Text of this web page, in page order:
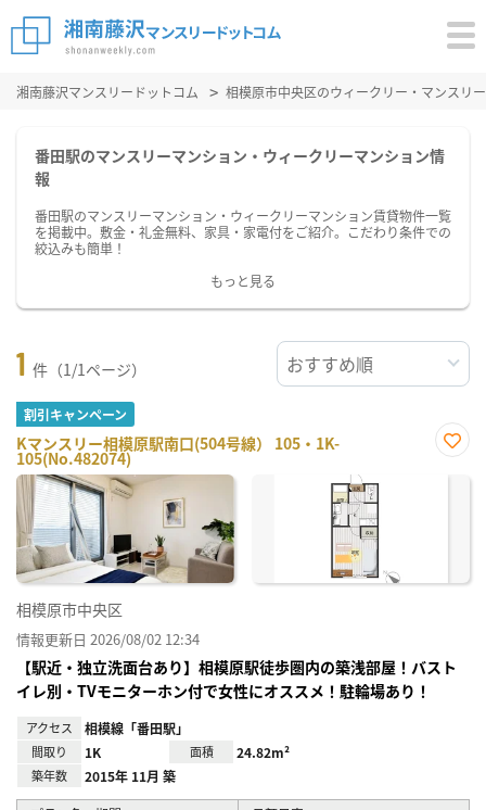
湘南藤沢マンスリードットコム 相模原市中央区のウィークリー・マンスリ
番田駅のマンスリーマンション・ウィークリーマンション情
報
番田駅のマンスリーマンション・ウィークリーマンション賃貸物件一覧
を掲載中。敷金・礼金無料、家具・家電付をご紹介。こだわり条件での
絞込みも簡単！
もっと見る
1 件（1/1ページ）
割引キャンペーン
Kマンスリー相模原駅南口(504号線） 105・1K-
105(No.482074)
に入
相模原市中央区
情報更新日 2026/08/02 12:34
【駅近・独立洗面台あり】相模原駅徒歩圏内の築浅部屋！バスト
イレ別・TVモニターホン付で女性にオススメ！駐輪場あり！
アクセス 相模線「番田駅」
間取り 1K 面積 24.82m²
築年数 2015年 11月 築